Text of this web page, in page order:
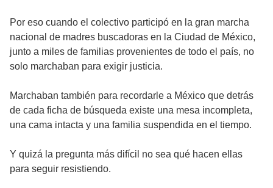
Por eso cuando el colectivo participó en la gran marcha
nacional de madres buscadoras en la Ciudad de México,
junto a miles de familias provenientes de todo el país, no
solo marchaban para exigir justicia.
Marchaban también para recordarle a México que detrás
de cada ficha de búsqueda existe una mesa incompleta,
una cama intacta y una familia suspendida en el tiempo.
Y quizá la pregunta más difícil no sea qué hacen ellas
para seguir resistiendo.